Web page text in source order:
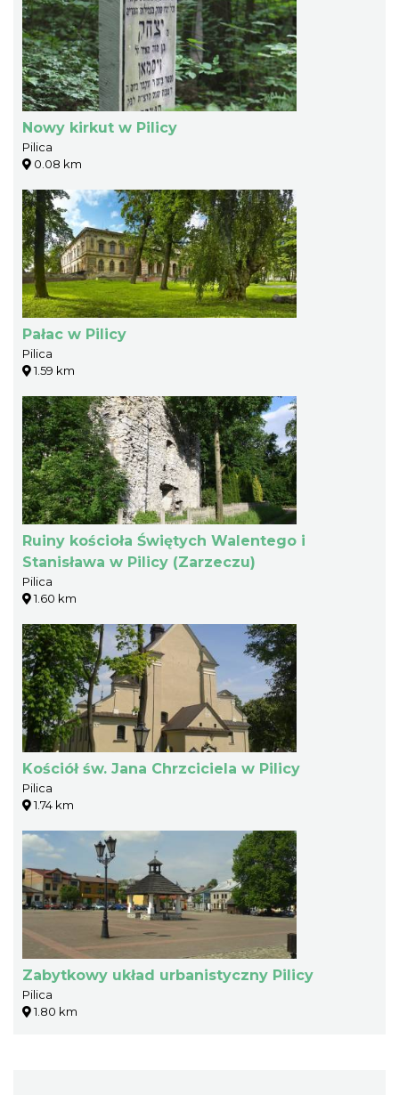
Nowy kirkut w Pilicy
Pilica
0.08 km
Pałac w Pilicy
Pilica
1.59 km
Ruiny kościoła Świętych Walentego i
Stanisława w Pilicy (Zarzeczu)
Pilica
1.60 km
Kościół św. Jana Chrzciciela w Pilicy
Pilica
1.74 km
Zabytkowy układ urbanistyczny Pilicy
Pilica
1.80 km